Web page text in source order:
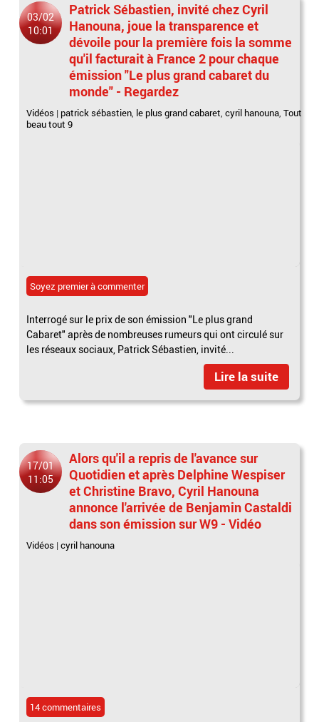
03/02
10:01
Patrick Sébastien, invité chez Cyril
Hanouna, joue la transparence et
dévoile pour la première fois la somme
qu'il facturait à France 2 pour chaque
émission "Le plus grand cabaret du
monde" - Regardez
Vidéos | patrick sébastien, le plus grand cabaret,cyril hanouna,Tout
beau tout 9
Soyez premier à commenter
Interrogé sur le prix de son émission "Le plus grand
Cabaret" après de nombreuses rumeurs qui ont circulé sur
les réseaux sociaux, Patrick Sébastien, invité...
Lire la suite
17/01
11:05
Alors qu'il a repris de l'avance sur
Quotidien et après Delphine Wespiser
et Christine Bravo, Cyril Hanouna
annonce l'arrivée de Benjamin Castaldi
dans son émission sur W9 - Vidéo
Vidéos |cyril hanouna
14 commentaires